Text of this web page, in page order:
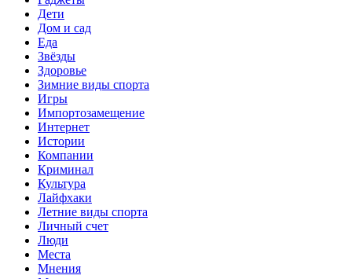
Дети
Дом и сад
Еда
Звёзды
Здоровье
Зимние виды спорта
Игры
Импортозамещение
Интернет
Истории
Компании
Криминал
Культура
Лайфхаки
Летние виды спорта
Личный счет
Люди
Места
Мнения